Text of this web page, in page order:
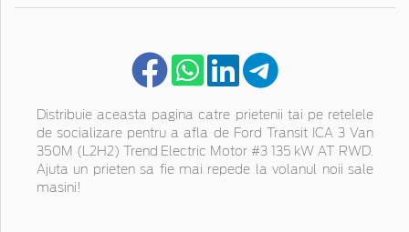
Distribuie aceasta pagina catre prietenii tai pe retelele
de socializare pentru a afla de Ford Transit ICA 3 Van
350M (L2H2) Trend Electric Motor #3 135 kW AT RWD.
Ajuta un prieten sa fie mai repede la volanul noii sale
masini!